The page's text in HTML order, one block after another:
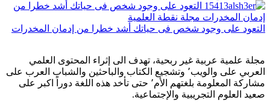
التعود على وجود شخص فى حياتك أشد خطرا من إدمان المخدرات
مجلة علمية عربية غير ربحية، تهدف الى إثراء المحتوى العلمي
العربي على والويب٬ وتشجيع الكتاب والباحثين والشباب العرب على
مشاركة المعلومة بلغتهم الأم٬ حتى تأخد هذه اللغة دوراً اكبر على
صعيد العلوم التجريبية والإجتماعية.